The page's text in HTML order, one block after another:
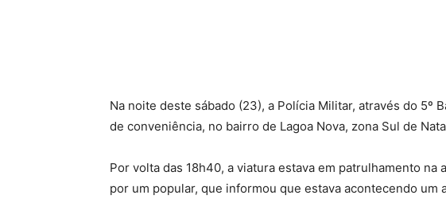
Na noite deste sábado (23), a Polícia Militar, através do 5º
de conveniência, no bairro de Lagoa Nova, zona Sul de
Por volta das 18h40, a viatura estava em patrulhamento na
por um popular, que informou que estava acontecendo um